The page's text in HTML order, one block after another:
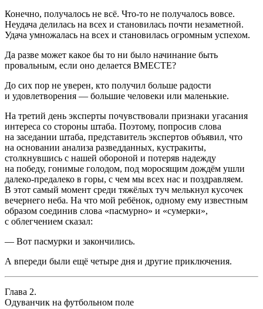
Конечно, получалось не всё. Что-то не получалось вовсе.
Неудача делилась на всех и становилась почти незаметной.
Удача умножалась на всех и становилась огромным успехом.
Да разве может какое бы то ни было начинание быть
провальным, если оно делается ВМЕСТЕ?
До сих пор не уверен, кто получил больше радости
и удовлетворения — большие человеки или маленькие.
На третий день эксперты почувствовали признаки угасания
интереса со стороны штаба. Поэтому, попросив слова
на заседании штаба, представитель экспертов объявил, что
на основании анализа разведданных, кустракиты,
столкнувшись с нашей обороной и потеряв надежду
на победу, гонимые голодом, под моросящим дождём ушли
далеко-предалеко в горы, с чем мы всех нас и поздравляем.
В этот самый момент среди тяжёлых туч мелькнул кусочек
вечернего неба. На что мой ребёнок, одному ему известным
образом соединив слова «пасмурно» и «сумерки»,
с облегчением сказал:
— Вот пасмурки и закончились.
А впереди были ещё четыре дня и другие приключения.
Глава 2.
Одуванчик на футбольном поле